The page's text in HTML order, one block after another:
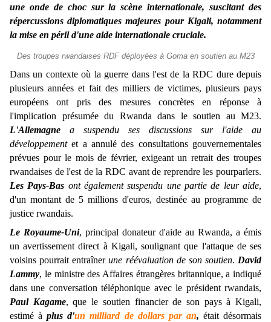
une onde de choc sur la scène internationale, suscitant des
répercussions diplomatiques majeures pour Kigali, notamment
la mise en péril d'une aide internationale cruciale.
Des troupes rwandaises RDF déployées à Goma en soutien au M23
Dans un contexte où la guerre dans l'est de la RDC dure depuis
plusieurs années et fait des milliers de victimes, plusieurs pays
européens ont pris des mesures concrètes en réponse à
l'implication présumée du Rwanda dans le soutien au M23.
L'Allemagne a suspendu ses discussions sur l'aide au
développementet a annulé des consultations gouvernementales
prévues pour le mois de février, exigeant un retrait des troupes
rwandaises de l'est de la RDC avant de reprendre les pourparlers.
Les Pays-Bas ont également suspendu une partie de leur aide,
d'un montant de 5 millions d'euros, destinée au programme de
justice rwandais.
Le Royaume-Uni, principal donateur d'aide au Rwanda, a émis
un avertissement direct à Kigali, soulignant que l'attaque de ses
voisins pourrait entraînerune réévaluation de son soutien. David
Lammy, le ministre des Affaires étrangères britannique, a indiqué
dans une conversation téléphonique avec le président rwandais,
Paul Kagame, que le soutien financier de son pays à Kigali,
estimé àplus d'un milliard de dollars par an, était désormais